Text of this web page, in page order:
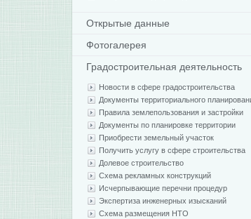
Открытые данные
Фотогалерея
Градостроительная деятельность
Новости в сфере градостроительства
Документы территориального
Правила землепользования и застройки
Документы по планировке территории
Приобрести земельный участок
Получить услугу в сфере строительства
Долевое строительство
Схема рекламных конструкций
Исчерпывающие перечни процедур
Экспертиза инженерных изысканий
Схема размещения НТО